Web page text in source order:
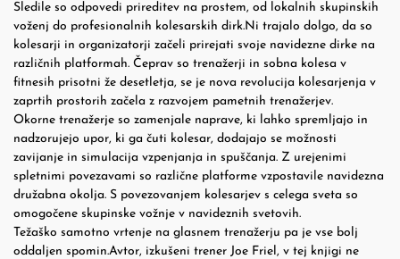
Sledile so odpovedi prireditev na prostem, od lokalnih skupinskih
voženj do profesionalnih kolesarskih dirk.Ni trajalo dolgo, da so
kolesarji in organizatorji začeli prirejati svoje navidezne dirke na
različnih platformah. Čeprav so trenažerji in sobna kolesa v
fitnesih prisotni že desetletja, se je nova revolucija kolesarjenja v
zaprtih prostorih začela z razvojem pametnih trenažerjev.
Okorne trenažerje so zamenjale naprave, ki lahko spremljajo in
nadzorujejo upor, ki ga čuti kolesar, dodajajo se možnosti
zavijanje in simulacija vzpenjanja in spuščanja. Z urejenimi
spletnimi povezavami so različne platforme vzpostavile navidezna
družabna okolja. S povezovanjem kolesarjev s celega sveta so
omogočene skupinske vožnje v navideznih svetovih.
Težaško samotno vrtenje na glasnem trenažerju pa je vse bolj
oddaljen spomin.Avtor, izkušeni trener Joe Friel, v tej knjigi ne